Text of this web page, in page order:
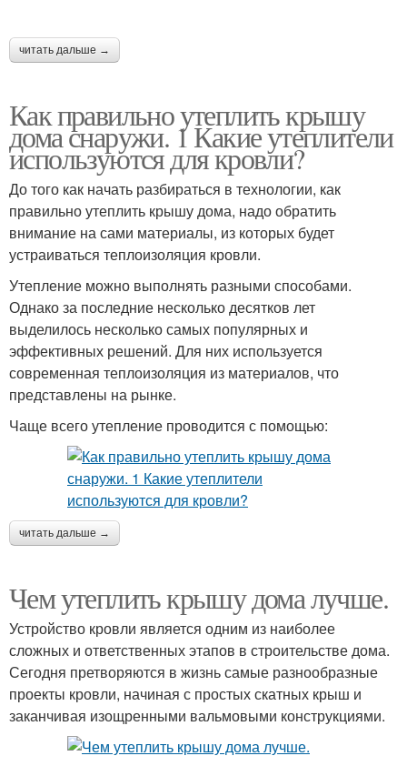
читать дальше →
Как правильно утеплить крышу
дома снаружи. 1 Какие утеплители
используются для кровли?
До того как начать разбираться в технологии, как
правильно утеплить крышу дома, надо обратить
внимание на сами материалы, из которых будет
устраиваться теплоизоляция кровли.
Утепление можно выполнять разными способами.
Однако за последние несколько десятков лет
выделилось несколько самых популярных и
эффективных решений. Для них используется
современная теплоизоляция из материалов, что
представлены на рынке.
Чаще всего утепление проводится с помощью:
читать дальше →
Чем утеплить крышу дома лучше.
Устройство кровли является одним из наиболее
сложных и ответственных этапов в строительстве дома.
Сегодня претворяются в жизнь самые разнообразные
проекты кровли, начиная с простых скатных крыш и
заканчивая изощренными вальмовыми конструкциями.